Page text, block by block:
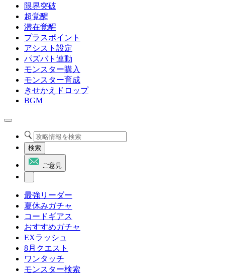
限界突破
超覚醒
潜在覚醒
プラスポイント
アシスト設定
パズバト連動
モンスター購入
モンスター育成
きせかえドロップ
BGM
検索
ご意見
最強リーダー
夏休みガチャ
コードギアス
おすすめガチャ
EXラッシュ
8月クエスト
ワンタッチ
モンスター検索